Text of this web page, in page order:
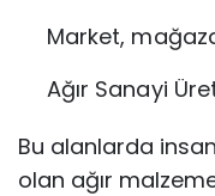
Market,
Ağır Sanayi
Bu alanlarda
olan ağır